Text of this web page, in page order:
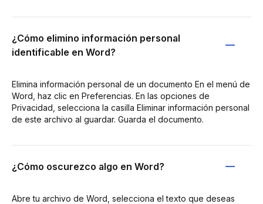
¿Cómo elimino información personal
identificable en Word?
Elimina información personal de un documento En el menú de
Word, haz clic en Preferencias. En las opciones de
Privacidad, selecciona la casilla Eliminar información personal
de este archivo al guardar. Guarda el documento.
¿Cómo oscurezco algo en Word?
Abre tu archivo de Word, selecciona el texto que deseas